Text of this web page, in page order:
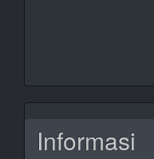
Informasi